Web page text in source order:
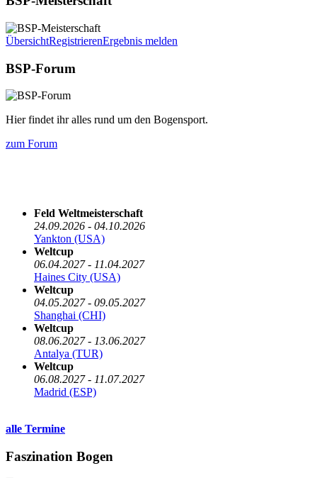
ÜbersichtRegistrierenErgebnis melden
BSP-Forum
Hier findet ihr alles rund um den Bogensport.
zum Forum
Feld Weltmeisterschaft
24.09.2026 - 04.10.2026
Yankton (USA)
Weltcup
06.04.2027 - 11.04.2027
Haines City (USA)
Weltcup
04.05.2027 - 09.05.2027
Shanghai (CHI)
Weltcup
08.06.2027 - 13.06.2027
Antalya (TUR)
Weltcup
06.08.2027 - 11.07.2027
Madrid (ESP)
alle Termine
Faszination Bogen